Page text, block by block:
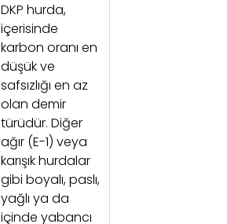
DKP hurda,
içerisinde
karbon oranı en
düşük ve
safsızlığı en az
olan demir
türüdür. Diğer
ağır (E-1) veya
karışık hurdalar
gibi boyalı, paslı,
yağlı ya da
içinde yabancı